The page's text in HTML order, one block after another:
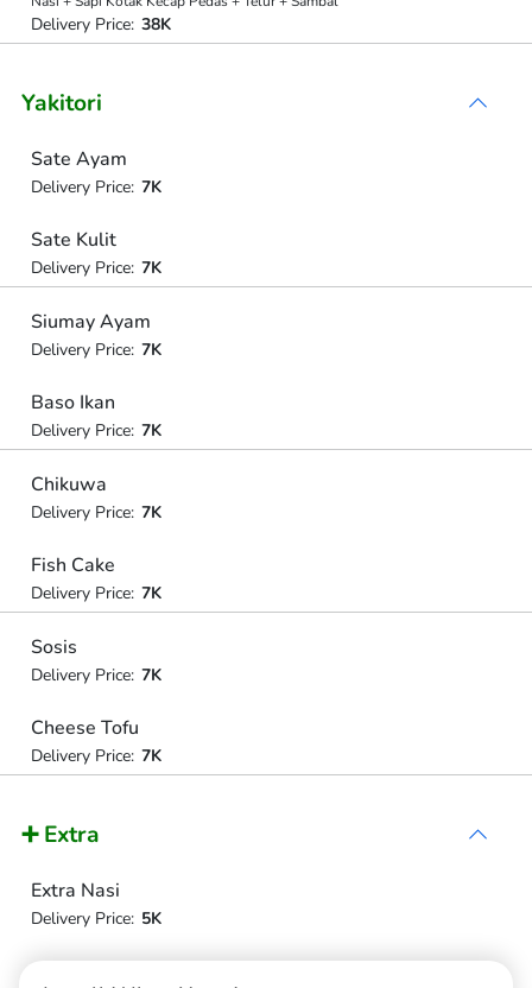
Delivery Price: 38K
Yakitori
Sate Ayam
Delivery Price: 7K
Sate Kulit
Delivery Price: 7K
Siumay Ayam
Delivery Price: 7K
Baso Ikan
Delivery Price: 7K
Chikuwa
Delivery Price: 7K
Fish Cake
Delivery Price: 7K
Sosis
Delivery Price: 7K
Cheese Tofu
Delivery Price: 7K
➕ Extra
Extra Nasi
Delivery Price: 5K